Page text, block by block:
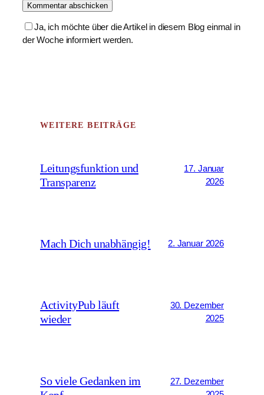
Ja, ich möchte über die Artikel in diesem Blog einmal in
der Woche informiert werden.
WEITERE BEITRÄGE
Leitungsfunktion und
Transparenz
17. Januar
2026
Mach Dich unabhängig! 2. Januar 2026
ActivityPub läuft
wieder
30. Dezember
2025
So viele Gedanken im
27. Dezember